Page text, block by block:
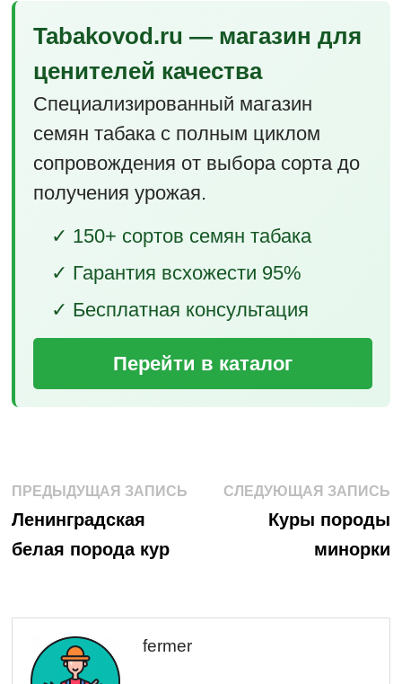
Tabakovod.ru — магазин для
ценителей качества
Специализированный магазин
семян табака с полным циклом
сопровождения от выбора сорта до
получения урожая.
✓ 150+ сортов семян табака
✓ Гарантия всхожести 95%
✓ Бесплатная консультация
Перейти в каталог
Навигация
по
записям
ПРЕДЫДУЩАЯ ЗАПИСЬПредыдущая
Ленинградская
белая порода кур
СЛЕДУЮЩАЯ ЗАПИСЬ
Куры породы
минорки
fermer